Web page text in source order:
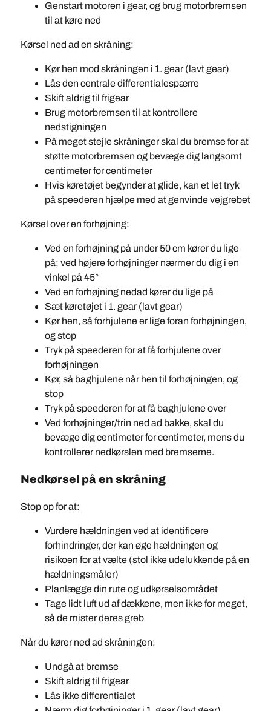
Genstart motoren i gear, og brug motorbremsen
til at køre ned
Kørsel ned ad en skråning:
Kør hen mod skråningen i 1. gear (lavt gear)
Lås den centrale differentialespærre
Skift aldrig til frigear
Brug motorbremsen til at kontrollere
nedstigningen
På meget stejle skråninger skal du bremse for at
støtte motorbremsen og bevæge dig langsomt
centimeter for centimeter
Hvis køretøjet begynder at glide, kan et let tryk
på speederen hjælpe med at genvinde vejgrebet
Kørsel over en forhøjning:
Ved en forhøjning på under 50 cm kører du lige
på; ved højere forhøjninger nærmer du dig i en
vinkel på 45°
Ved en forhøjning nedad kører du lige på
Sæt køretøjet i 1. gear (lavt gear)
Kør hen, så forhjulene er lige foran forhøjningen,
og stop
Tryk på speederen for at få forhjulene over
forhøjningen
Kør, så baghjulene når hen til forhøjningen, og
stop
Tryk på speederen for at få baghjulene over
Ved forhøjninger/trin ned ad bakke, skal du
bevæge dig centimeter for centimeter, mens du
kontrollerer nedkørslen med bremserne.
Nedkørsel på en skråning
Stop op for at:
Vurdere hældningen ved at identificere
forhindringer, der kan øge hældningen og
risikoen for at vælte (stol ikke udelukkende på en
hældningsmåler)
Planlægge din rute og udkørselsområdet
Tage lidt luft ud af dækkene, men ikke for meget,
så de mister deres greb
Når du kører ned ad skråningen:
Undgå at bremse
Skift aldrig til frigear
Lås ikke differentialet